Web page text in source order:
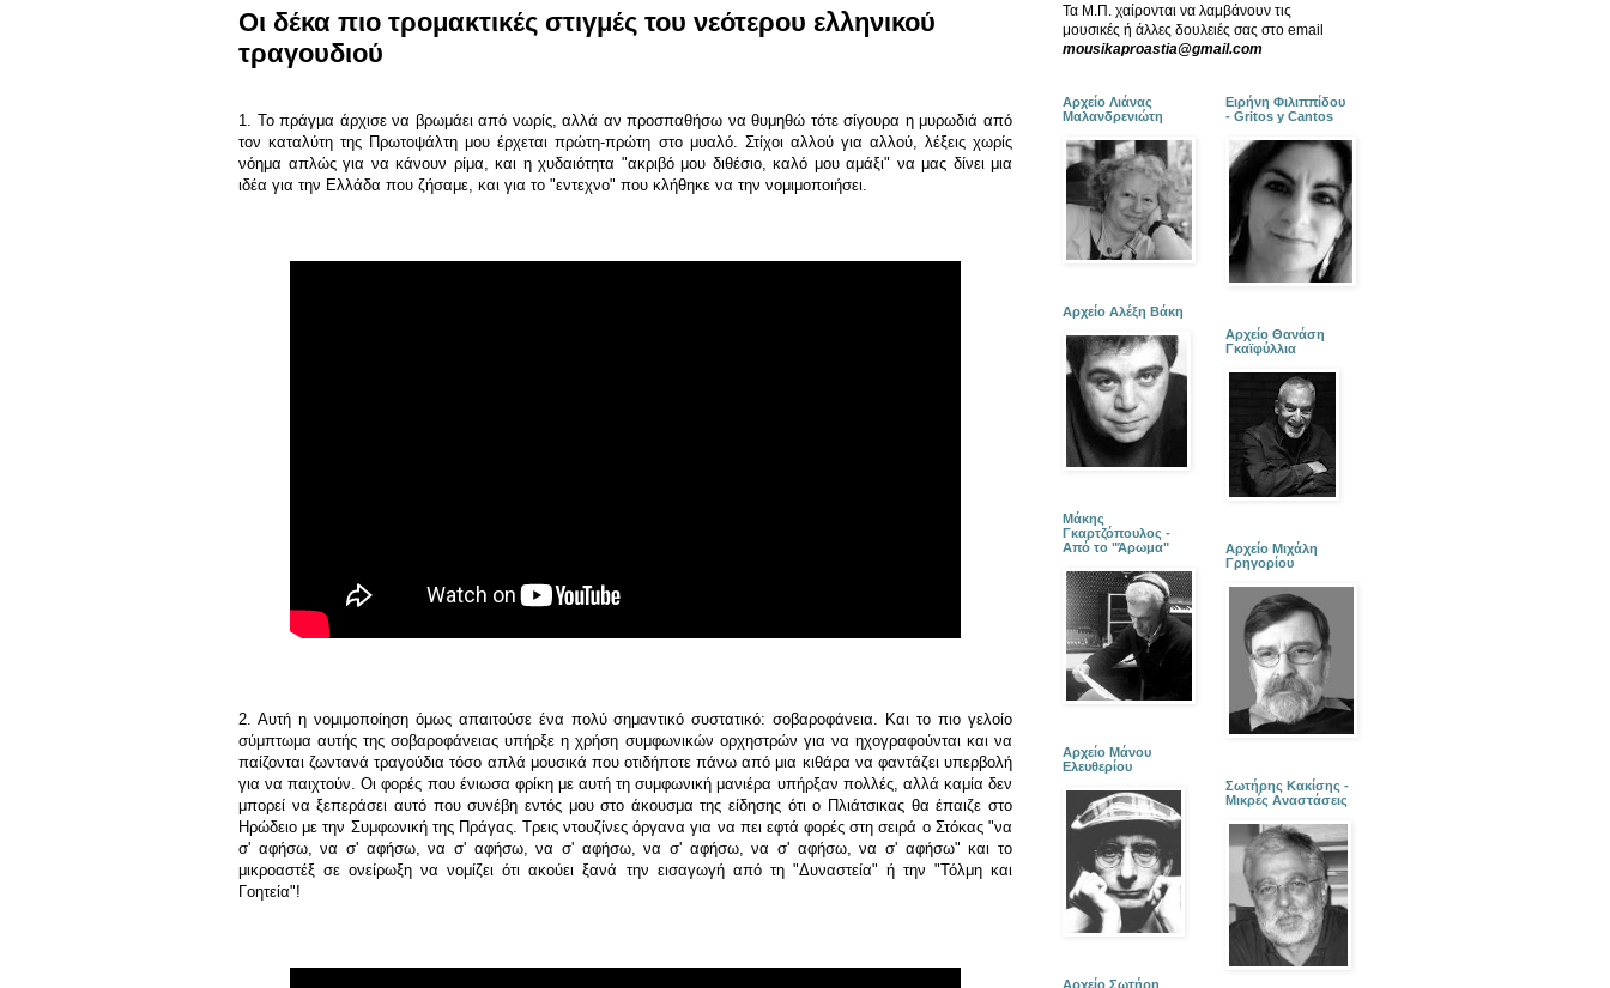
Οι δέκα πιο τρομακτικές στιγμές του νεότερου ελληνικού
τραγουδιού
1. Το πράγμα άρχισε να βρωμάει από νωρίς, αλλά αν προσπαθήσω να θυμηθώ τότε σίγουρα η μυρωδιά από
τον καταλύτη της Πρωτοψάλτη μου έρχεται πρώτη-πρώτη στο μυαλό. Στίχοι αλλού για αλλού, λέξεις χωρίς
νόημα απλώς για να κάνουν ρίμα, και η χυδαιότητα "ακριβό μου διθέσιο, καλό μου αμάξι" να μας δίνει μια
ιδέα για την Ελλάδα που ζήσαμε, και για το "εντεχνο" που κλήθηκε να την νομιμοποιήσει.
2. Αυτή η νομιμοποίηση όμως απαιτούσε ένα πολύ σημαντικό συστατικό: σοβαροφάνεια. Και το πιο γελοίο
σύμπτωμα αυτής της σοβαροφάνειας υπήρξε η χρήση συμφωνικών ορχηστρών για να ηχογραφούνται και να
παίζονται ζωντανά τραγούδια τόσο απλά μουσικά που οτιδήποτε πάνω από μια κιθάρα να φαντάζει υπερβολή
για να παιχτούν. Οι φορές που ένιωσα φρίκη με αυτή τη συμφωνική μανιέρα υπήρξαν πολλές, αλλά καμία δεν
μπορεί να ξεπεράσει αυτό που συνέβη εντός μου στο άκουσμα της είδησης ότι ο Πλιάτσικας θα έπαιζε στο
Ηρώδειο με την Συμφωνική της Πράγας. Τρεις ντουζίνες όργανα για να πει εφτά φορές στη σειρά ο Στόκας "να
σ' αφήσω, να σ' αφήσω, να σ' αφήσω, να σ' αφήσω, να σ' αφήσω, να σ' αφήσω, να σ' αφήσω" και το
μικροαστέξ σε ονείρωξη να νομίζει ότι ακούει ξανά την εισαγωγή από τη "Δυναστεία" ή την "Τόλμη και
Γοητεία"!
Τα Μ.Π. χαίρονται να λαμβάνουν τις
μουσικές ή άλλες δουλειές σας στο email
mousikaproastia@gmail.com
Αρχείο Λιάνας
Μαλανδρενιώτη
Αρχείο Αλέξη Βάκη
Μάκης
Γκαρτζόπουλος -
Από το "Άρωμα"
Αρχείο Μάνου
Ελευθερίου
Αρχείο Σωτήρη
Ειρήνη Φιλιππίδου
- Gritos y Cantos
Αρχείο Θανάση
Γκαϊφύλλια
Αρχείο Μιχάλη
Γρηγορίου
Σωτήρης Κακίσης -
Μικρές Αναστάσεις